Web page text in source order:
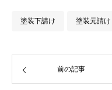
塗装下請け 塗装元請け
前の記事